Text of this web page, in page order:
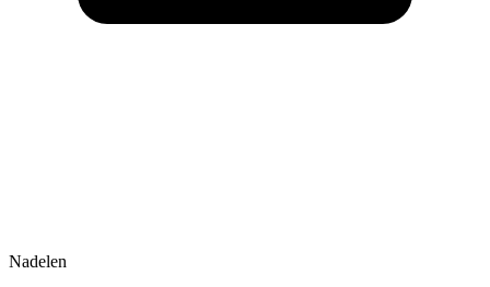
Nadelen